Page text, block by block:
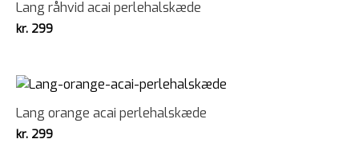
Lang råhvid acai perlehalskæde
kr. 299
Lang orange acai perlehalskæde
kr. 299